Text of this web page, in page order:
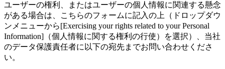
ユーザーの権利、またはユーザーの個人情報に関連する懸念
がある場合は、こちらのフォームに記入の上（ドロップダウ
ンメニューから[Exercising your rights related to your Personal
Information]（個人情報に関する権利の行使）を選択）、当社
のデータ保護責任者に以下の宛先までお問い合わせくださ
い。